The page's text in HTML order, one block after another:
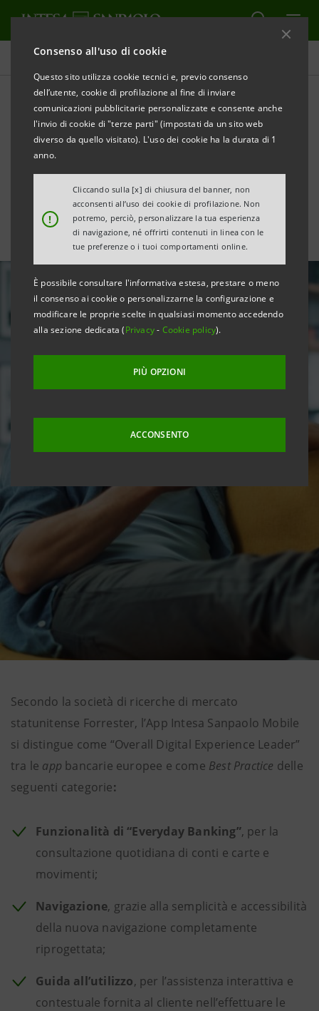
Consenso all'uso di cookie
Questo sito utilizza cookie tecnici e, previo consenso
dell’utente, cookie di profilazione al fine di inviare
comunicazioni pubblicitarie personalizzate e consente anche
l'invio di cookie di "terze parti" (impostati da un sito web
diverso da quello visitato). L'uso dei cookie ha la durata di 1
anno.
!
Cliccando sulla [x] di chiusura del banner, non
acconsenti all’uso dei cookie di profilazione. Non
potremo, perciò, personalizzare la tua esperienza
di navigazione, né offrirti contenuti in linea con le
tue preferenze o i tuoi comportamenti online.
È possibile consultare l'informativa estesa, prestare o meno
il consenso ai cookie o personalizzarne la configurazione e
modificare le proprie scelte in qualsiasi momento accedendo
alla sezione dedicata (Privacy- Cookie policy).
PIÙ OPZIONI
ACCONSENTO
Tutte le news
L’App Intesa Sanpaolo
Mobile è Digital Leader tra
le app bancarie europee
Secondo la società di ricerche di mercato
statunitense Forrester, l’App Intesa Sanpaolo Mobile
si distingue come “Overall Digital Experience Leader”
tra le app bancarie europee e come Best Practice delle
seguenti categorie:
Funzionalità di “Everyday Banking”, per la
consultazione quotidiana di conti e carte e
movimenti;
Navigazione, grazie alla semplicità e accessibilità
della nuova navigazione completamente
riprogettata;
Guida all’utilizzo, per l’assistenza interattiva e
contestuale fornita al cliente nell’effettuare le